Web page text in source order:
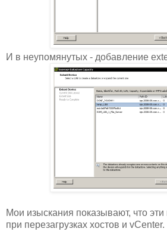
И в неупомянутых - добавление
Мои изыскания показывают, что
при перезагрузках хостов и vCenter.